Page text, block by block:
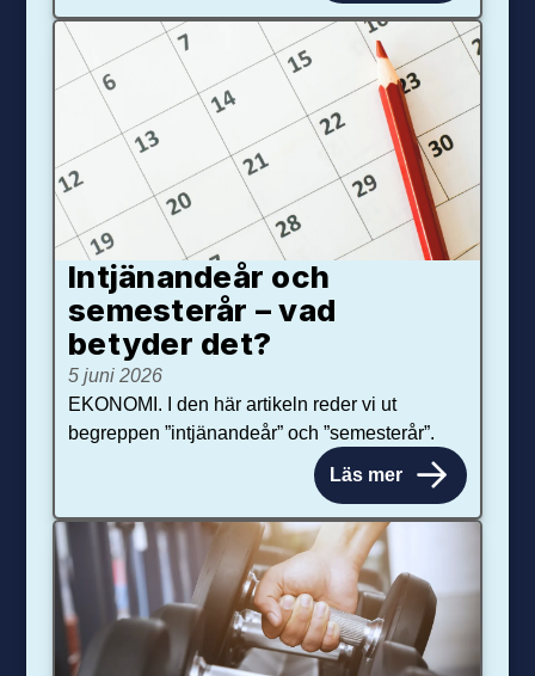
Intjänandeår och
semesterår – vad
betyder det?
5 juni 2026
EKONOMI. I den här artikeln reder vi ut
begreppen ”intjänandeår” och ”semesterår”.
Läs mer